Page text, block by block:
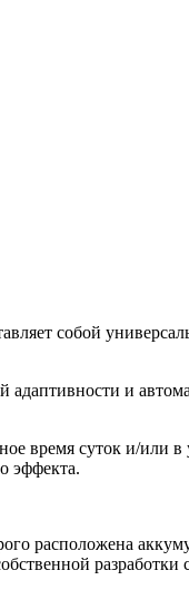
собой
и
время суток и/или в
эффекта.
расположена
разработки